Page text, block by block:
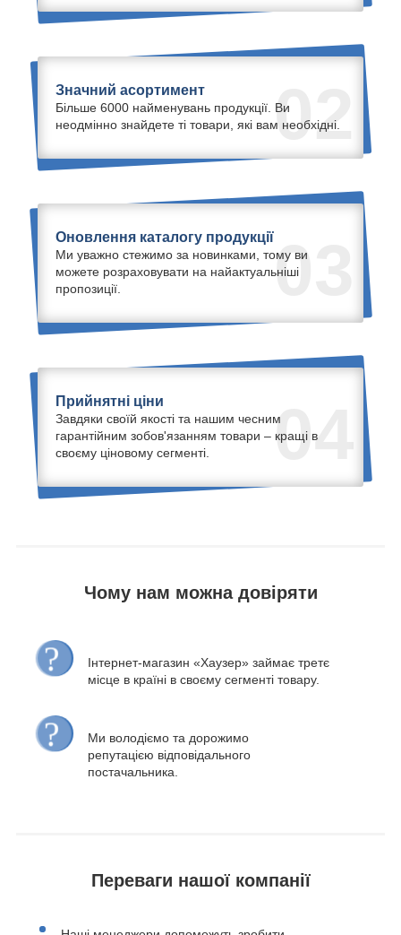
02
Значний асортимент
Більше 6000 найменувань продукції. Ви
неодмінно знайдете ті товари, які вам необхідні.
03
Оновлення каталогу продукції
Ми уважно стежимо за новинками, тому ви
можете розраховувати на найактуальніші
пропозиції.
04
Прийнятні ціни
Завдяки своїй якості та нашим чесним
гарантійним зобов'язанням товари – кращі в
своєму ціновому сегменті.
Чому нам можна довіряти
Інтернет-магазин «Хаузер» займає третє
місце в країні в своєму сегменті товару.
Ми володіємо та дорожимо
репутацією відповідального
постачальника.
Переваги нашої компанії